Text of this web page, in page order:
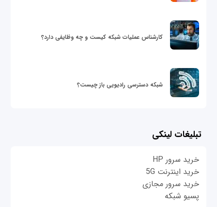
کارشناس عملیات شبکه کیست و چه وظایفی دارد؟
شبکه دسترسی رادیویی باز چیست؟
تبلیغات لینکی
خرید سرور HP
خرید اینترنت 5G
خرید سرور مجازی
پسیو شبکه